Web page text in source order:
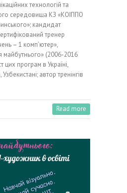
технологій та
середовища КЗ «КОІППО
кандидат
тренер
– 1 комп’ютер»,
(2006-2016
цих програм в Україні,
автор тренінгів
Read more